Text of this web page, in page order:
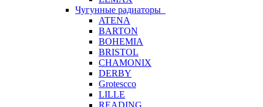
Чугунные радиаторы
ATENA
BARTON
BOHEMIA
BRISTOL
CHAMONIX
DERBY
Grotescco
LILLE
READING